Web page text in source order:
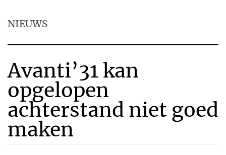
NIEUWS
Avanti’31 kan
opgelopen
achterstand niet goed
maken